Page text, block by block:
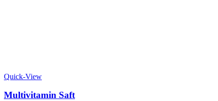
Quick-View
Multivitamin Saft